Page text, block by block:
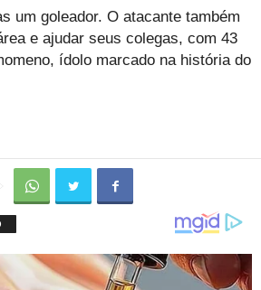
um goleador. O atacante também
e ajudar seus colegas, com 43
ídolo marcado na história do